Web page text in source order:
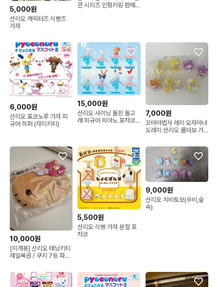
5,000원
산리오 캐릭터즈 식빵즈
가챠
콘 시리즈 인형키링 판매
6,000원
산리오 표코노루 가챠 피
규어 히퍼 (챠미키티)
15,000원
산리오 샤이닝 돌핀 돌고
래 피규어 피아노 포차코
7,000원
꼬마마법사 레미 오자마녀
도레미 산리오 콜라보 가
10,000원
[미개봉] 산리오 태닝키티
제일복권 / 쿠지 7등 파우
5,500원
산리오 식빵 가챠 분철 포
차코
9,000원
산리오 치비토모(우비,숲
속)